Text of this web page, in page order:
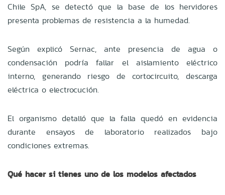
Chile SpA, se detectó que la base de los hervidores
presenta problemas de resistencia a la humedad.
Según explicó Sernac, ante presencia de agua o
condensación podría fallar el aislamiento eléctrico
interno, generando riesgo de cortocircuito, descarga
eléctrica o electrocución.
El organismo detalló que la falla quedó en evidencia
durante ensayos de laboratorio realizados bajo
condiciones extremas.
Qué hacer si tienes uno de los modelos afectados